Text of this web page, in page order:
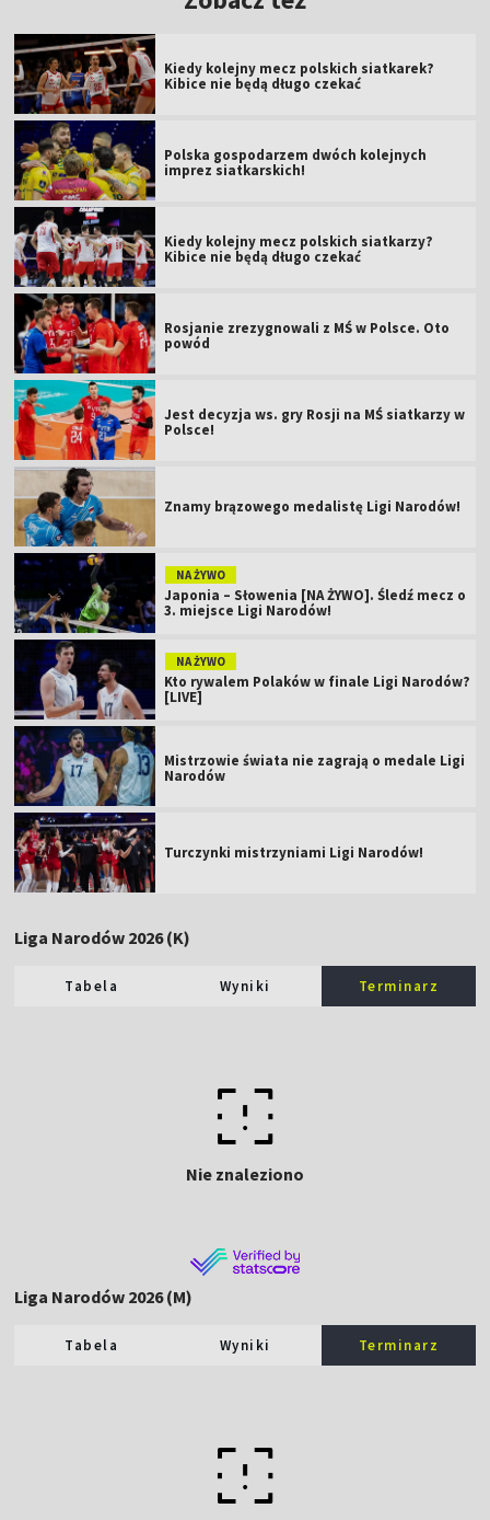
Kiedy kolejny mecz polskich siatkarek?
Kibice nie będą długo czekać
Polska gospodarzem dwóch kolejnych
imprez siatkarskich!
Kiedy kolejny mecz polskich siatkarzy?
Kibice nie będą długo czekać
Rosjanie zrezygnowali z MŚ w Polsce. Oto
powód
Jest decyzja ws. gry Rosji na MŚ siatkarzy w
Polsce!
Znamy brązowego medalistę Ligi Narodów!
NA ŻYWO
Japonia – Słowenia [NA ŻYWO]. Śledź mecz o
3. miejsce Ligi Narodów!
NA ŻYWO
Kto rywalem Polaków w finale Ligi Narodów?
[LIVE]
Mistrzowie świata nie zagrają o medale Ligi
Narodów
Turczynki mistrzyniami Ligi Narodów!
Liga Narodów 2026 (K)
Tabela Wyniki Terminarz
Nie znaleziono
Liga Narodów 2026 (M)
Tabela Wyniki Terminarz